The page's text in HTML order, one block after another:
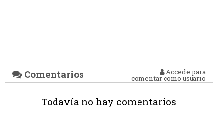
Comentarios Accede para
comentar como usuario
Todavía no hay comentarios